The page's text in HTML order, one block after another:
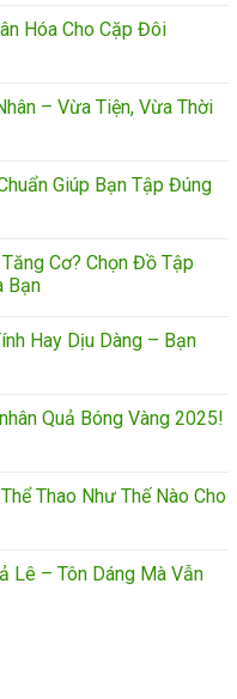
Hóa Cho Cặp Đôi
– Vừa Tiện, Vừa Thời
Giúp Bạn Tập Đúng
Cơ? Chọn Đồ Tập
Bạn
Hay Dịu Dàng – Bạn
Quả Bóng Vàng 2025!
Thao Như Thế Nào Cho
Lê – Tôn Dáng Mà Vẫn